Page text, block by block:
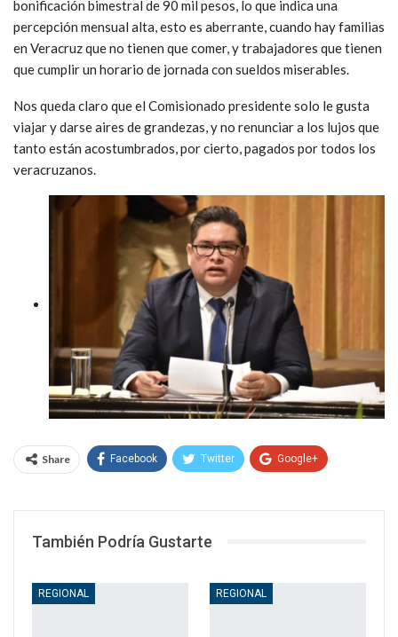
bonificación bimestral de 90 mil pesos, lo que indica una
percepción mensual alta, esto es aberrante, cuando hay familias
en Veracruz que no tienen que comer, y trabajadores que tienen
que cumplir un horario de jornada con sueldos miserables.
Nos queda claro que el Comisionado presidente solo le gusta
viajar y darse aires de grandezas, y no renunciar a los lujos que
tanto están acostumbrados, por cierto, pagados por todos los
veracruzanos.
Share Facebook Twitter Google+
También Podría Gustarte
REGIONAL REGIONAL